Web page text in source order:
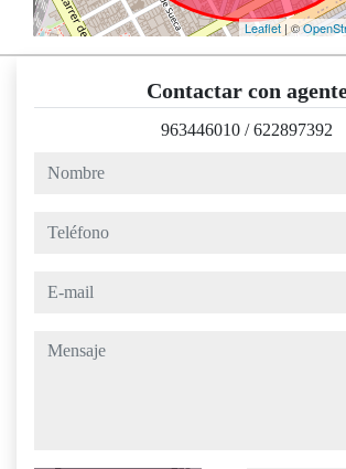
Leaflet| ©
Contactar con
963446010 /622897392
nombre
teléfono
e-mail
mensaje